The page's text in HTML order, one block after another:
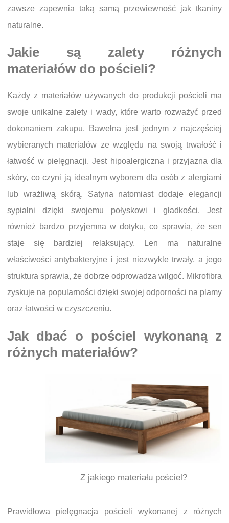
zawsze zapewnia taką samą przewiewność jak tkaniny
naturalne.
Jakie są zalety różnych
materiałów do pościeli?
Każdy z materiałów używanych do produkcji pościeli ma
swoje unikalne zalety i wady, które warto rozważyć przed
dokonaniem zakupu. Bawełna jest jednym z najczęściej
wybieranych materiałów ze względu na swoją trwałość i
łatwość w pielęgnacji. Jest hipoalergiczna i przyjazna dla
skóry, co czyni ją idealnym wyborem dla osób z alergiami
lub wrażliwą skórą. Satyna natomiast dodaje elegancji
sypialni dzięki swojemu połyskowi i gładkości. Jest
również bardzo przyjemna w dotyku, co sprawia, że sen
staje się bardziej relaksujący. Len ma naturalne
właściwości antybakteryjne i jest niezwykle trwały, a jego
struktura sprawia, że dobrze odprowadza wilgoć. Mikrofibra
zyskuje na popularności dzięki swojej odporności na plamy
oraz łatwości w czyszczeniu.
Jak dbać o pościel wykonaną z
różnych materiałów?
Z jakiego materiału pościel?
Prawidłowa pielęgnacja pościeli wykonanej z różnych